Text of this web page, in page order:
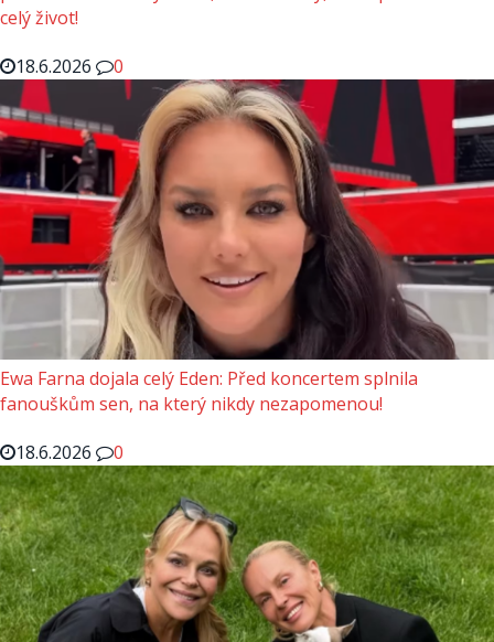
celý život!
18.6.2026
0
Ewa Farna dojala celý Eden: Před koncertem splnila
fanouškům sen, na který nikdy nezapomenou!
18.6.2026
0